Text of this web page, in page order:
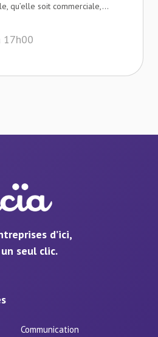
qu’elle soit commerciale,...
17h00
d’ici,
seul clic.
Communication